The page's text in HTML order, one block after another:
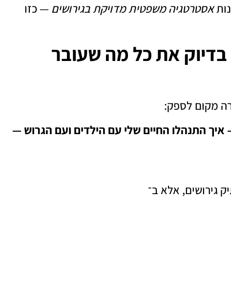
אסטרטגיה משפטית מדויקת בגירושים— כזו
את כל מה שעובר
מקום לספק:
התנהלו החיים שלי עם הילדים ועם הגרוש —
גירושים, אלא ב־